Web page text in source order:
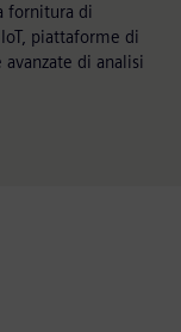
fornitura di
piattaforme di
di analisi